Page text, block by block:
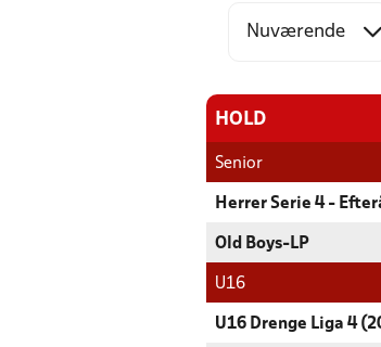
HOLD
Senior
Herrer Serie 4 -
Old Boys-LP
U16
U16 Drenge Liga 4